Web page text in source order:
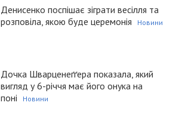
Денисенко поспішає зіграти весілля та
розповіла, якою буде церемонія
Новини
Дочка Шварценеґґера показала, який
вигляд у 6-річчя має його онука на
поні
Новини